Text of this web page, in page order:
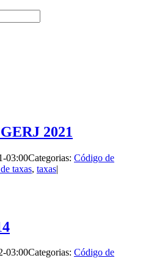
2021
03:00Categorias: Código de
taxas, taxas|
03:00Categorias: Código de